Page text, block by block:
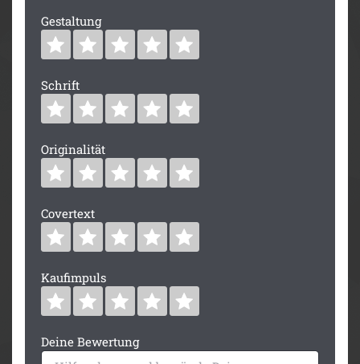
Gestaltung
Schrift
Originalität
Covertext
Kaufimpuls
Deine Bewertung